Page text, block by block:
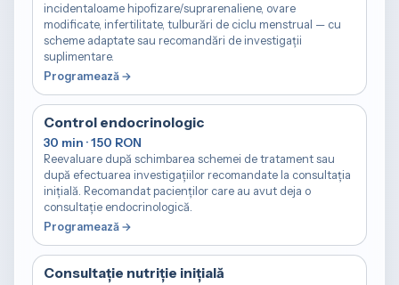
incidentaloame hipofizare/suprarenaliene, ovare
modificate, infertilitate, tulburări de ciclu menstrual — cu
scheme adaptate sau recomandări de investigații
suplimentare.
Control endocrinologic
30 min · 150 RON
Reevaluare după schimbarea schemei de tratament sau
după efectuarea investigațiilor recomandate la consultația
inițială. Recomandat pacienților care au avut deja o
consultație endocrinologică.
Consultație nutriție inițială